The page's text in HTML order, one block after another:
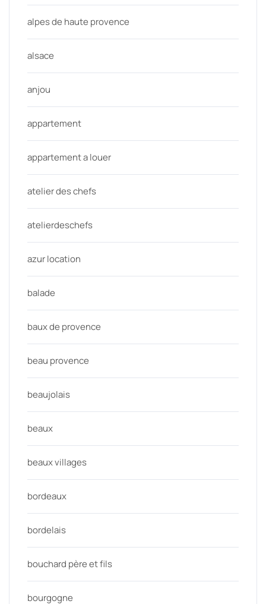
alpes de haute provence
alsace
anjou
appartement
appartement a louer
atelier des chefs
atelierdeschefs
azur location
balade
baux de provence
beau provence
beaujolais
beaux
beaux villages
bordeaux
bordelais
bouchard père et fils
bourgogne